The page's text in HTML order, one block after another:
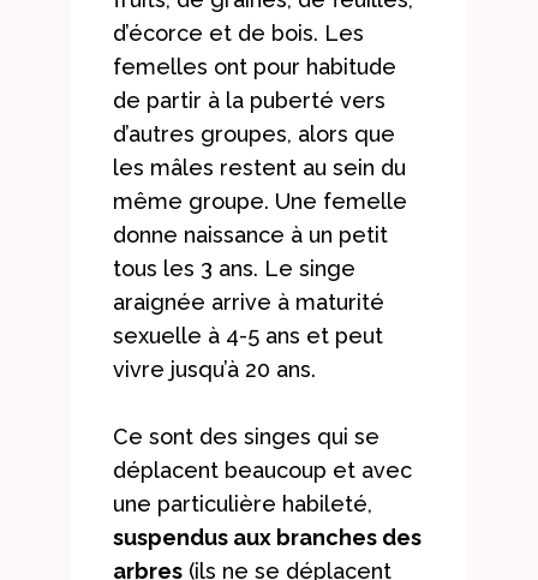
d’écorce et de bois. Les
femelles ont pour habitude
de partir à la puberté vers
d’autres groupes, alors que
les mâles restent au sein du
même groupe. Une femelle
donne naissance à un petit
tous les 3 ans. Le singe
araignée arrive à maturité
sexuelle à 4-5 ans et peut
vivre jusqu’à 20 ans.
Ce sont des singes qui se
déplacent beaucoup et avec
une particulière habileté,
suspendus aux branches des
arbres (ils ne se déplacent